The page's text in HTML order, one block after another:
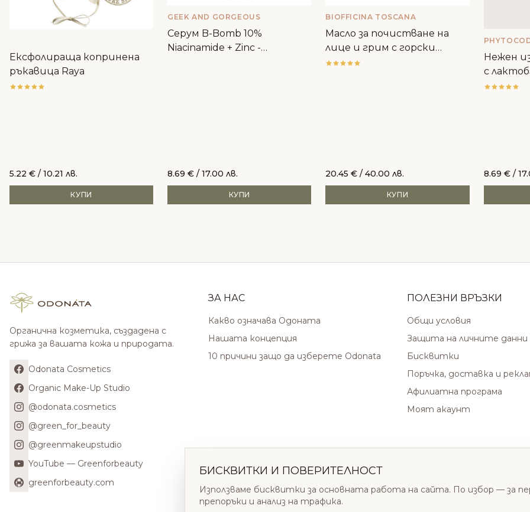
Ексфолираща копринена
ръкавица Raya
5.22 € / 10.21 лв.
КУПИ
GEEK AND GORGEOUS
Серум B-Bomb 10%
Niacinamide + Zinc -
8.69€ / 17.00 лв.
КУПИ
BIOFFICINA TOSCANA
Масло за почистване на
лице и грим с горски
плодове - Biofficina Toscana
20.45€ / 40.00 лв.
КУПИ
Нежен
с
8.69 €/
Органична козметика, създадена с
грижа за вашата кожа и природата.
Odonata Cosmetics
Organic Make-Up Studio
@odonata.cosmetics
@green_for_beauty
@greenmakeupstudio
YouTube — Greenforbeauty
greenforbeauty.com
ЗА НАС
Какво означава Одоната
Нашата концепция
10 причини защо да изберете Odonata
ПОЛЕЗНИ ВРЪЗКИ
Общи условия
Защита на личните данни
Бисквитки
Поръчка, доставка и
Афилиатна програма
Моят акаунт
БИСКВИТКИ И ПОВЕРИТЕЛНОСТ
Използваме бисквитки за основната работа на сайта. По избор — за
препоръки и анализ на трафика.